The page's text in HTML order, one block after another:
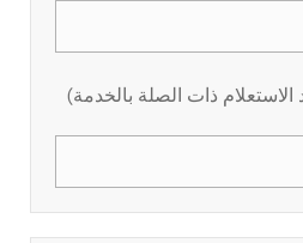
ذات الصلة بالخدمة)